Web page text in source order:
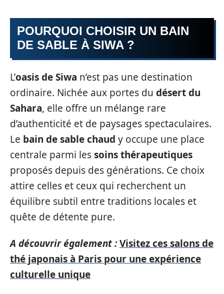
POURQUOI CHOISIR UN BAIN
DE SABLE À SIWA ?
L’oasis de Siwa n’est pas une destination
ordinaire. Nichée aux portes du désert du
Sahara, elle offre un mélange rare
d’authenticité et de paysages spectaculaires.
Le bain de sable chaud y occupe une place
centrale parmi lessoins thérapeutiques
proposés depuis des générations. Ce choix
attire celles et ceux qui recherchent un
équilibre subtil entre traditions locales et
quête de détente pure.
A découvrir également :Visitez ces salons de
thé japonais à Paris pour une expérience
culturelle unique